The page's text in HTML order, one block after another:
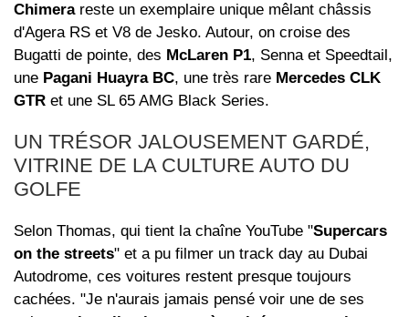
Chimerareste un exemplaire unique mêlant châssis
d'Agera RS et V8 de Jesko. Autour, on croise des
Bugatti de pointe, des McLaren P1, Senna et Speedtail,
une Pagani Huayra BC, une très rare Mercedes CLK
GTR et une SL 65 AMG Black Series.
UN TRÉSOR JALOUSEMENT GARDÉ,
VITRINE DE LA CULTURE AUTO DU
GOLFE
Selon Thomas, qui tient la chaîne YouTube "Supercars
on the streets" et a pu filmer un track day au Dubai
Autodrome, ces voitures restent presque toujours
cachées. "Je n'aurais jamais pensé voir une de ses